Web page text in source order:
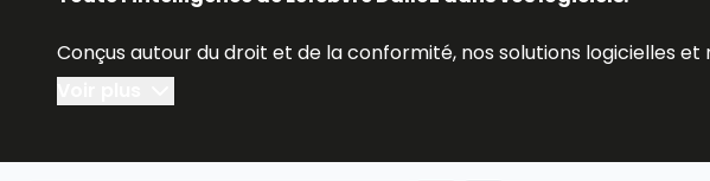
Conçus autour du droit et de la conformité, nos solutions logicielles